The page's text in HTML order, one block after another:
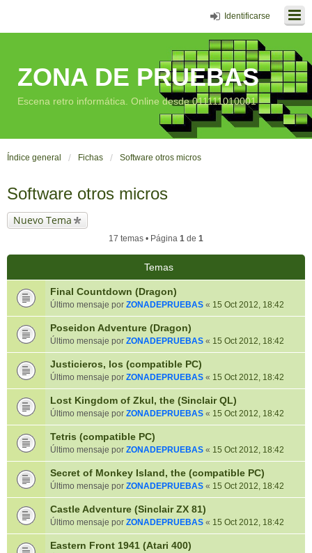
Identificarse
ZONA DE PRUEBAS
Escena retro informática. Online desde 011111010001
Índice general Fichas Software otros micros
Software otros micros
Nuevo Tema
17 temas • Página 1 de 1
Temas
Final Countdown (Dragon)
Último mensaje por ZONADEPRUEBAS « 15 Oct 2012, 18:42
Poseidon Adventure (Dragon)
Último mensaje por ZONADEPRUEBAS « 15 Oct 2012, 18:42
Justicieros, los (compatible PC)
Último mensaje por ZONADEPRUEBAS « 15 Oct 2012, 18:42
Lost Kingdom of Zkul, the (Sinclair QL)
Último mensaje por ZONADEPRUEBAS « 15 Oct 2012, 18:42
Tetris (compatible PC)
Último mensaje por ZONADEPRUEBAS « 15 Oct 2012, 18:42
Secret of Monkey Island, the (compatible PC)
Último mensaje por ZONADEPRUEBAS « 15 Oct 2012, 18:42
Castle Adventure (Sinclair ZX 81)
Último mensaje por ZONADEPRUEBAS « 15 Oct 2012, 18:42
Eastern Front 1941 (Atari 400)